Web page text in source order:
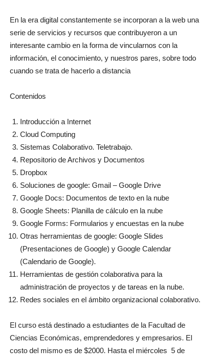
En la era digital constantemente se incorporan a la web una
serie de servicios y recursos que contribuyeron a un
interesante cambio en la forma de vincularnos con la
información, el conocimiento, y nuestros pares, sobre todo
cuando se trata de hacerlo a distancia
Contenidos
Introducción a Internet
Cloud Computing
Sistemas Colaborativo. Teletrabajo.
Repositorio de Archivos y Documentos
Dropbox
Soluciones de google: Gmail – Google Drive
Google Docs: Documentos de texto en la nube
Google Sheets: Planilla de cálculo en la nube
Google Forms: Formularios y encuestas en la nube
Otras herramientas de google: Google Slides
(Presentaciones de Google) y Google Calendar
(Calendario de Google).
Herramientas de gestión colaborativa para la
administración de proyectos y de tareas en la nube.
Redes sociales en el ámbito organizacional colaborativo.
El curso está destinado a estudiantes de la Facultad de
Ciencias Económicas, emprendedores y empresarios. El
costo del mismo es de $2000. Hasta el miércoles 5 de